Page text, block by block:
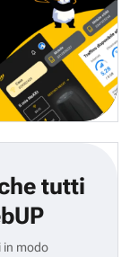
tutti
in modo